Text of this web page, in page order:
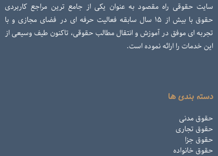
سایت حقوقی راه مقصود به عنوان یکی از جامع ترین مراجع کاربردی
حقوق با بیش از ۱۵ سال سابقه فعالیت حرفه ای در فضای مجازی و با
تجربه ای موفق در آموزش و انتقال مطالب حقوقی، تاکنون طیف وسیعی از
این خدمات را ارائه نموده است.
دسته بندی ها
حقوق مدنی
حقوق تجاری
حقوق جزا
حقوق خانواده